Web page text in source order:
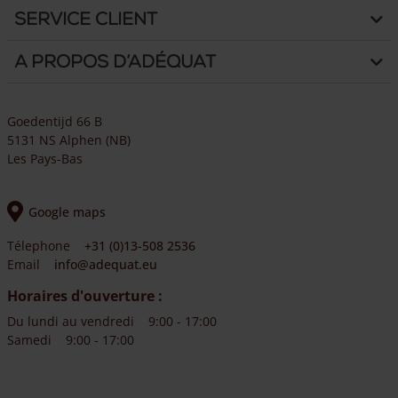
Service client
A propos d’Adéquat
Goedentijd 66 B
5131 NS Alphen (NB)
Les Pays-Bas
Google maps
Télephone
+31 (0)13-508 2536
Email
info@adequat.eu
Horaires d'ouverture :
Du lundi au vendredi
9:00 - 17:00
Samedi
9:00 - 17:00